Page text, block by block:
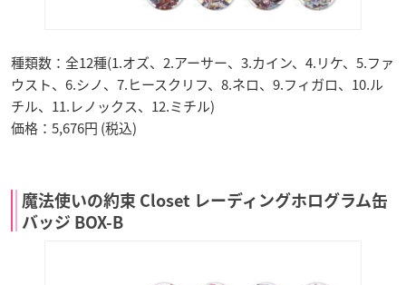
種類数：全12種(1.オズ、2.アーサー、3.カイン、4.リケ、5.ファ
ウスト、6.シノ、7.ヒースクリフ、8.ネロ、9.フィガロ、10.ル
チル、11.レノックス、12.ミチル)
価格：5,676円 (税込)
魔法使いの約束 Closet レーディングホログラム缶
バッジ BOX-B